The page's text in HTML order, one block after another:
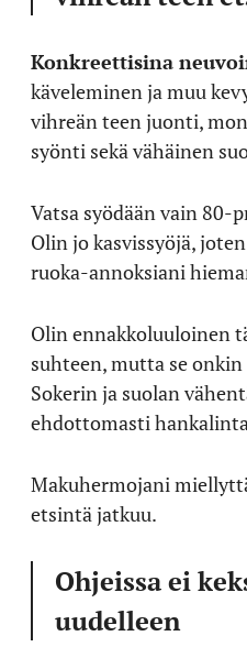
Konkreettisina
käveleminen ja muu
vihreän teen juonti,
syönti sekä vähäinen
Vatsa syödään vain 80-
Olin jo kasvissyöjä,
ruoka-annoksiani
Olin ennakkoluuloinen
suhteen, mutta se
Sokerin ja suolan
ehdottomasti
Makuhermojani
etsintä jatkuu.
Ohjeissa ei
uudelleen